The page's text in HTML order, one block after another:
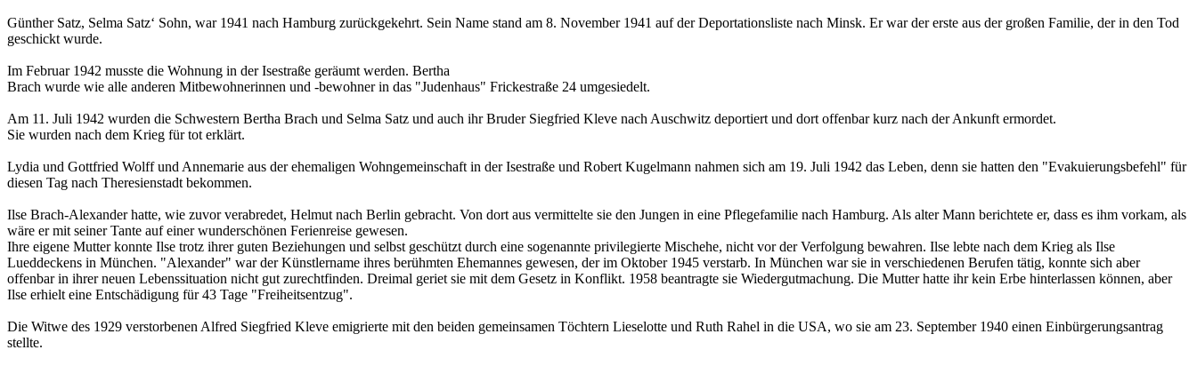
Günther Satz, Selma Satz‘ Sohn, war 1941 nach Hamburg zurückgekehrt. Sein Name stand am 8. November 1941 auf der Deportationsliste nach Minsk. Er war der erste aus der großen Familie, der in den Tod
geschickt wurde.
Im Februar 1942 musste die Wohnung in der Isestraße geräumt werden. Bertha
Brach wurde wie alle anderen Mitbewohnerinnen und -bewohner in das "Judenhaus" Frickestraße 24 umgesiedelt.
Am 11. Juli 1942 wurden die Schwestern Bertha Brach und Selma Satz und auch ihr Bruder Siegfried Kleve nach Auschwitz deportiert und dort offenbar kurz nach der Ankunft ermordet.
Sie wurden nach dem Krieg für tot erklärt.
Lydia und Gottfried Wolff und Annemarie aus der ehemaligen Wohngemeinschaft in der Isestraße und Robert Kugelmann nahmen sich am 19. Juli 1942 das Leben, denn sie hatten den "Evakuierungsbefehl" für
diesen Tag nach Theresienstadt bekommen.
Ilse Brach-Alexander hatte, wie zuvor verabredet, Helmut nach Berlin gebracht. Von dort aus vermittelte sie den Jungen in eine Pflegefamilie nach Hamburg. Als alter Mann berichtete er, dass es ihm vorkam, als
wäre er mit seiner Tante auf einer wunderschönen Ferienreise gewesen.
Ihre eigene Mutter konnte Ilse trotz ihrer guten Beziehungen und selbst geschützt durch eine sogenannte privilegierte Mischehe, nicht vor der Verfolgung bewahren. Ilse lebte nach dem Krieg als Ilse
Lueddeckens in München. "Alexander" war der Künstlername ihres berühmten Ehemannes gewesen, der im Oktober 1945 verstarb. In München war sie in verschiedenen Berufen tätig, konnte sich aber
offenbar in ihrer neuen Lebenssituation nicht gut zurechtfinden. Dreimal geriet sie mit dem Gesetz in Konflikt. 1958 beantragte sie Wiedergutmachung. Die Mutter hatte ihr kein Erbe hinterlassen können, aber
Ilse erhielt eine Entschädigung für 43 Tage "Freiheitsentzug".
Die Witwe des 1929 verstorbenen Alfred Siegfried Kleve emigrierte mit den beiden gemeinsamen Töchtern Lieselotte und Ruth Rahel in die USA, wo sie am 23. September 1940 einen Einbürgerungsantrag
stellte.